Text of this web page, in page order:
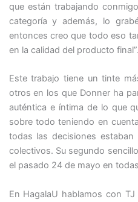
que están trabajando
categoría y además, lo
entonces creo que todo eso
en la calidad del producto final”.
Este trabajo tiene un tinte
otros en los que Donner ha
auténtica e íntima de lo que
sobre todo teniendo en
todas las decisiones
colectivos. Su segundo
el pasado 24 de mayo en
En HagalaU hablamos con